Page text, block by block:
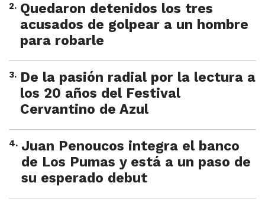
2. Quedaron detenidos los tres
acusados de golpear a un hombre
para robarle
3. De la pasión radial por la lectura a
los 20 años del Festival
Cervantino de Azul
4. Juan Penoucos integra el banco
de Los Pumas y está a un paso de
su esperado debut